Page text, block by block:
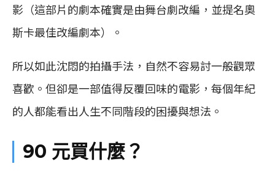
影（這部片的劇本確實是由舞台劇改編，並提名奧
斯卡最佳改編劇本）。
所以如此沈悶的拍攝手法，自然不容易討一般觀眾
喜歡。但卻是一部值得反覆回味的電影，每個年紀
的人都能看出人生不同階段的困擾與想法。
90 元買什麼？